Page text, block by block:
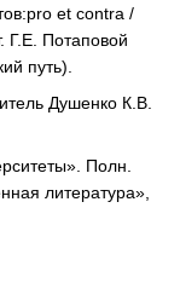
et contra /
Г.Е. Потаповой
путь).
Душенко К.В.
Полн.
литература»,